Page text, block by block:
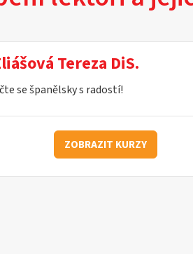
Tereza DiS.
se španělsky s radostí!
ZOBRAZIT KURZY